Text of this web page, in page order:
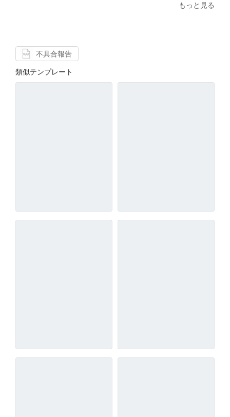
もっと見る
不具合報告
類似テンプレート